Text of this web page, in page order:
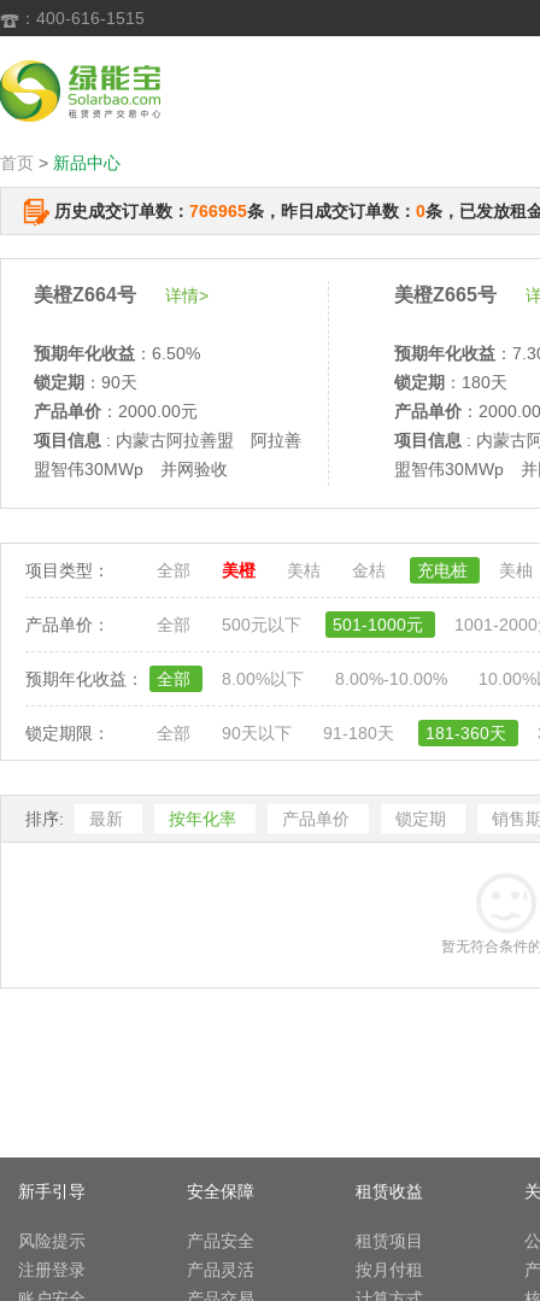
 ：400-616-1515
首页 > 新品中心
历史成交订单数： 766965条，昨日成交订单数： 0条，已发放租
美橙Z664号 详情>
预期年化收益 ：6.50%
锁定期 ：90天
产品单价 ：2000.00元
项目信息 : 内蒙古阿拉善盟 阿拉善
盟智伟30MWp 并网验收
美橙Z665号
预期年化收益 ：
锁定期 ：180天
产品单价 ：
项目信息 : 内蒙古
盟智伟30MWp 并
项目类型： 全部 美橙 美桔 金桔 充电桩 美柚
产品单价： 全部 500元以下 501-1000元 1001-
预期年化收益： 全部 8.00%以下 8.00%-10.00%
锁定期限： 全部 90天以下 91-180天 181-360天
排序: 最新 按年化率 产品单价 锁定期 销售
暂无符合条件
新手引导
风险提示
注册登录
安全保障
产品安全
产品灵活
租赁收益
租赁项目
按月付租